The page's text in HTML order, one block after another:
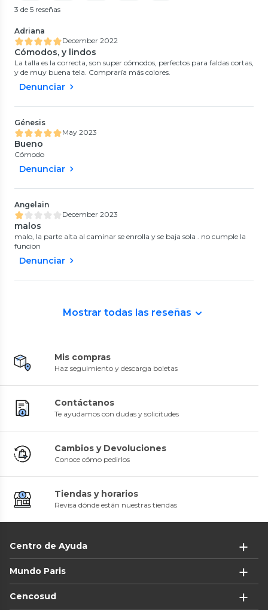
3 de 5 reseñas
Adriana
December 2022
Cómodos, y lindos
La talla es la correcta, son super cómodos, perfectos para faldas cortas,
y de muy buena tela. Compraría más colores.
Denunciar
Génesis
May 2023
Bueno
Cómodo
Denunciar
Angelain
December 2023
malos
malo, la parte alta al caminar se enrolla y se baja sola . no cumple la
funcion
Denunciar
Mostrar todas las reseñas
Mis compras
Haz seguimiento y descarga boletas
Contáctanos
Te ayudamos con dudas y solicitudes
Cambios y Devoluciones
Conoce cómo pedirlos
Tiendas y horarios
Revisa dónde están nuestras tiendas
Centro de Ayuda
Mundo Paris
Cencosud